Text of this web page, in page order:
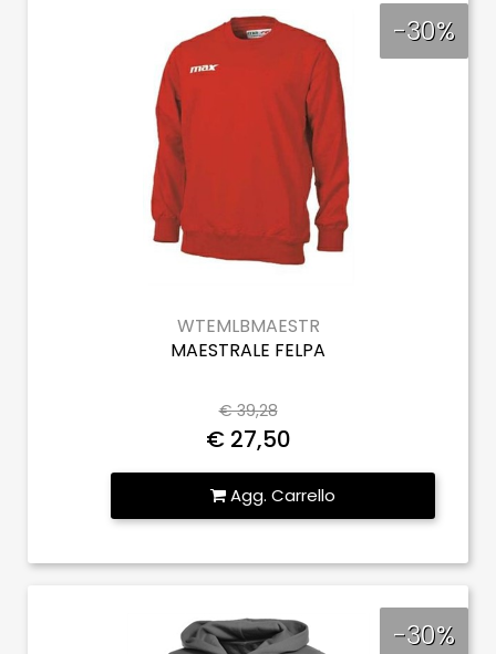
-30%
WTEMLBMAESTR
MAESTRALE FELPA
€ 39,28
€ 27,50
Quantità
Agg. Carrello
-30%